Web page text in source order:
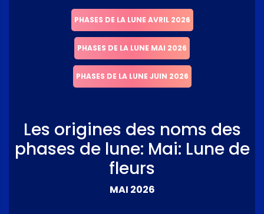
PHASES DE LA LUNE AVRIL 2026
PHASES DE LA LUNE MAI 2026
PHASES DE LA LUNE JUIN 2026
Les origines des noms des
phases de lune: Mai: Lune de
fleurs
MAI 2026